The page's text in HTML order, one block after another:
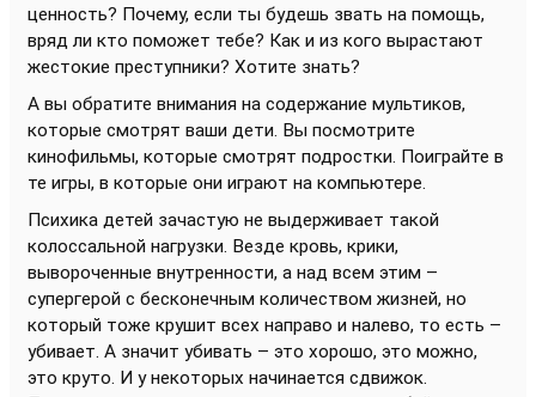
ценность? Почему, если ты будешь звать на помощь,
вряд ли кто поможет тебе? Как и из кого вырастают
жестокие преступники? Хотите знать?
А вы обратите внимания на содержание мультиков,
которые смотрят ваши дети. Вы посмотрите
кинофильмы, которые смотрят подростки. Поиграйте в
те игры, в которые они играют на компьютере.
Психика детей зачастую не выдерживает такой
колоссальной нагрузки. Везде кровь, крики,
вывороченные внутренности, а над всем этим –
супергерой с бесконечным количеством жизней, но
который тоже крушит всех направо и налево, то есть –
убивает. А значит убивать – это хорошо, это можно,
это круто. И у некоторых начинается сдвижок.